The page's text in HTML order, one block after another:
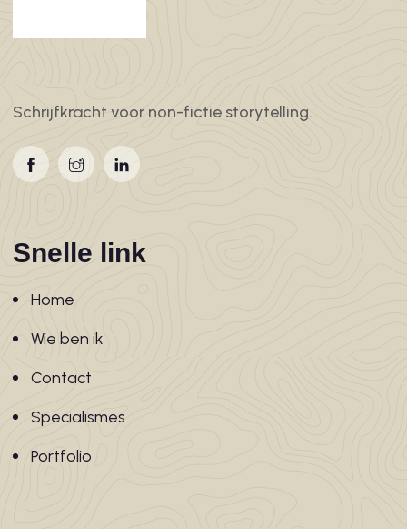
Schrijfkracht voor non-fictie storytelling.
Snelle link
Home
Wie ben ik
Contact
Specialismes
Portfolio